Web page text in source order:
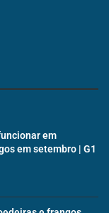
em
em setembro | G1